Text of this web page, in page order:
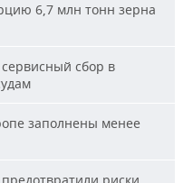
6,7 млн тонн зерна
сбор в
заполнены менее